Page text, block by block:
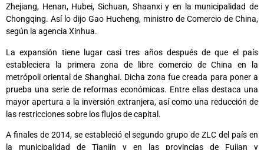
Zhejiang, Henan, Hubei, Sichuan, Shaanxi y en la municipalidad de
Chongqing. Así lo dijo Gao Hucheng, ministro de Comercio de China,
según la agencia Xinhua.
La expansión tiene lugar casi tres años después de que el país
estableciera la primera zona de libre comercio de China en la
metrópoli oriental de Shanghai. Dicha zona fue creada para poner a
prueba una serie de reformas económicas. Entre ellas destaca una
mayor apertura a la inversión extranjera, así como una reducción de
las restricciones sobre los flujos de capital.
A finales de 2014, se estableció el segundo grupo de ZLC del país en
la municipalidad de Tianjin y en las provincias de Fujian y